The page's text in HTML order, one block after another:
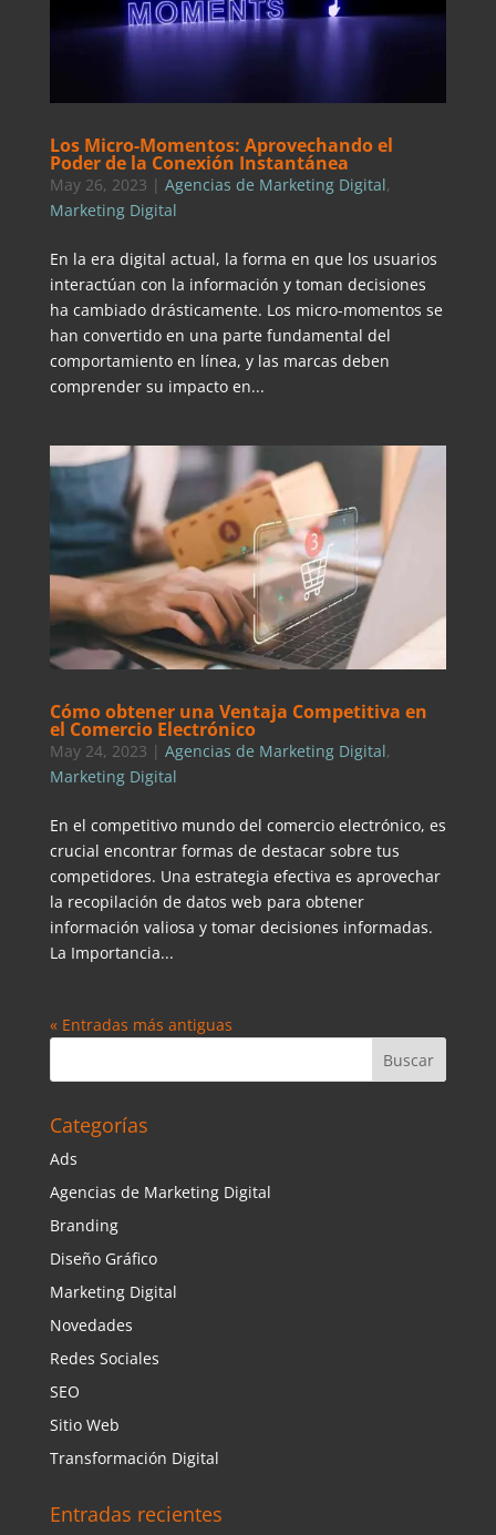
Los Micro-Momentos: Aprovechando el
Poder de la Conexión Instantánea
May 26, 2023 | Agencias de Marketing Digital,
Marketing Digital
En la era digital actual, la forma en que los usuarios
interactúan con la información y toman decisiones
ha cambiado drásticamente. Los micro-momentos se
han convertido en una parte fundamental del
comportamiento en línea, y las marcas deben
comprender su impacto en...
Cómo obtener una Ventaja Competitiva en
el Comercio Electrónico
May 24, 2023 | Agencias de Marketing Digital,
Marketing Digital
En el competitivo mundo del comercio electrónico, es
crucial encontrar formas de destacar sobre tus
competidores. Una estrategia efectiva es aprovechar
la recopilación de datos web para obtener
información valiosa y tomar decisiones informadas.
La Importancia...
« Entradas más antiguas
Categorías
Ads
Agencias de Marketing Digital
Branding
Diseño Gráfico
Marketing Digital
Novedades
Redes Sociales
SEO
Sitio Web
Transformación Digital
Entradas recientes